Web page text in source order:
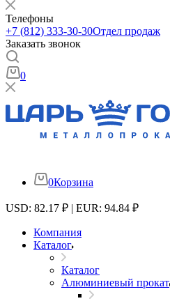
Телефоны
+7 (812) 333-30-30Отдел продаж
Заказать звонок
0
0Корзина
USD: 82.17 ₽ | EUR: 94.84 ₽
Компания
Каталог
Каталог
Алюминиевый прокат